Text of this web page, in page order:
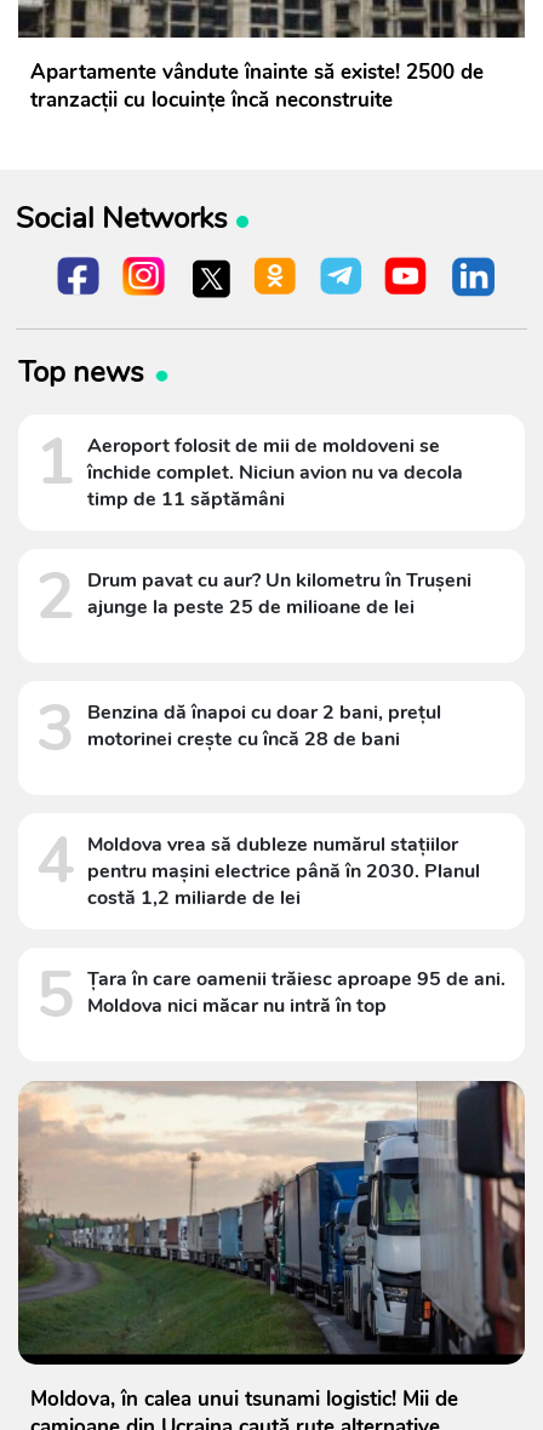
Apartamente vândute înainte să existe! 2500 de
tranzacții cu locuințe încă neconstruite
Social Networks
Top news
1 Aeroport folosit de mii de moldoveni se
închide complet. Niciun avion nu va decola
timp de 11 săptămâni
2
Drum pavat cu aur? Un kilometru în Trușeni
ajunge la peste 25 de milioane de lei
3
Benzina dă înapoi cu doar 2 bani, prețul
motorinei crește cu încă 28 de bani
4 Moldova vrea să dubleze numărul stațiilor
pentru mașini electrice până în 2030. Planul
costă 1,2 miliarde de lei
5 Țara în care oamenii trăiesc aproape 95 de ani.
Moldova nici măcar nu intră în top
Moldova, în calea unui tsunami logistic! Mii de